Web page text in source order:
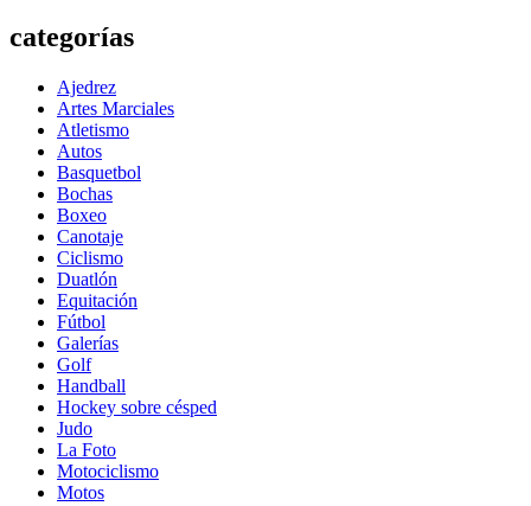
categorías
Ajedrez
Artes Marciales
Atletismo
Autos
Basquetbol
Bochas
Boxeo
Canotaje
Ciclismo
Duatlón
Equitación
Fútbol
Galerías
Golf
Handball
Hockey sobre césped
Judo
La Foto
Motociclismo
Motos